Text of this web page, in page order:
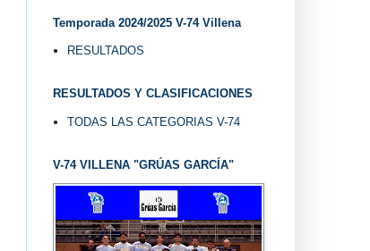
Temporada 2024/2025 V-74 Villena
RESULTADOS
RESULTADOS Y CLASIFICACIONES
TODAS LAS CATEGORIAS V-74
V-74 VILLENA "GRÚAS GARCÍA"